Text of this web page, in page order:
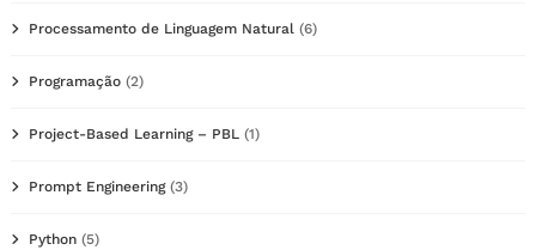
Processamento de Linguagem Natural (6)
Programação (2)
Project-Based Learning – PBL (1)
Prompt Engineering(3)
Python (5)